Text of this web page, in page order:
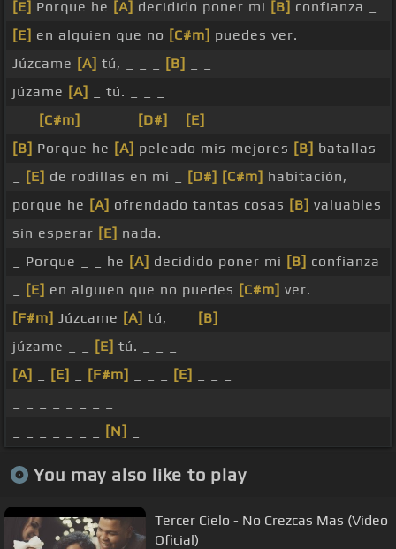
[E] Porque he [A] decidido poner mi [B] confianza _
[E] en alguien que no [C#m] puedes ver.
Júzcame [A] tú, _ _ _ [B]
júzame [A]
_ tú. _ _ _
[C#m] [D#] [E]
[B] Porque he [A] peleado mis mejores [B] batallas
[E] de rodillas en mi _ [D#] [C#m] habitación,
porque he [A] ofrendado tantas cosas [B] valuables
sin esperar [E] nada.
_ Porque _ _ he [A] decidido poner mi [B] confianza
[E] en alguien que no puedes [C#m] ver.
[F#m] Júzcame [A] tú, _ _ [B]
júzame _ _
[E] tú. _ _ _
[A]
[E] [F#m] [E]
[N]
You may also like to play
Tercer Cielo - No Crezcas Mas (Video
Oficial)